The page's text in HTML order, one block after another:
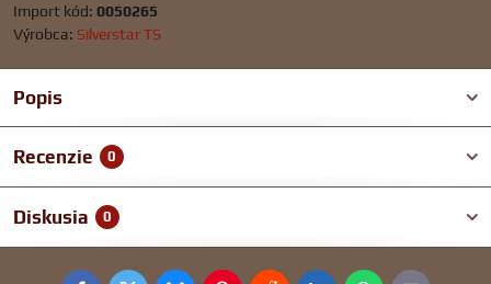
Import kód: 0050265
Výrobca: Silverstar TS
Popis
Recenzie 0
Diskusia 0